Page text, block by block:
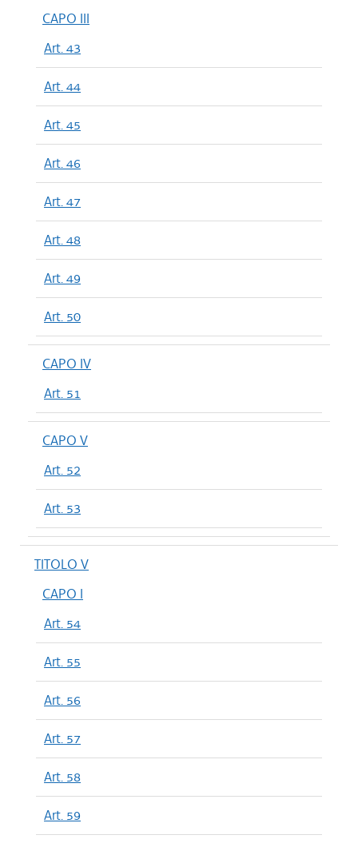
CAPO III
Art. 43
Art. 44
Art. 45
Art. 46
Art. 47
Art. 48
Art. 49
Art. 50
CAPO IV
Art. 51
CAPO V
Art. 52
Art. 53
TITOLO V
CAPO I
Art. 54
Art. 55
Art. 56
Art. 57
Art. 58
Art. 59